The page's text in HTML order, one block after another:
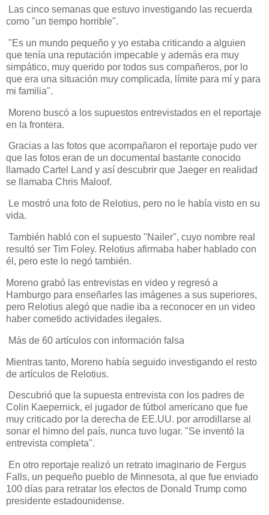
Las cinco semanas que estuvo investigando las recuerda
como "un tiempo horrible".
"Es un mundo pequeño y yo estaba criticando a alguien
que tenía una reputación impecable y además era muy
simpático, muy querido por todos sus compañeros, por lo
que era una situación muy complicada, límite para mí y para
mi familia".
Moreno buscó a los supuestos entrevistados en el reportaje
en la frontera.
Gracias a las fotos que acompañaron el reportaje pudo ver
que las fotos eran de un documental bastante conocido
llamado Cartel Land y así descubrir que Jaeger en realidad
se llamaba Chris Maloof.
Le mostró una foto de Relotius, pero no le había visto en su
vida.
También habló con el supuesto "Nailer", cuyo nombre real
resultó ser Tim Foley. Relotius afirmaba haber hablado con
él, pero este lo negó también.
Moreno grabó las entrevistas en video y regresó a
Hamburgo para enseñarles las imágenes a sus superiores,
pero Relotius alegó que nadie iba a reconocer en un video
haber cometido actividades ilegales.
Más de 60 artículos con información falsa
Mientras tanto, Moreno había seguido investigando el resto
de artículos de Relotius.
Descubrió que la supuesta entrevista con los padres de
Colin Kaepernick, el jugador de fútbol americano que fue
muy criticado por la derecha de EE.UU. por arrodillarse al
sonar el himno del país, nunca tuvo lugar. "Se inventó la
entrevista completa".
En otro reportaje realizó un retrato imaginario de Fergus
Falls, un pequeño pueblo de Minnesota, al que fue enviado
100 días para retratar los efectos de Donald Trump como
presidente estadounidense.